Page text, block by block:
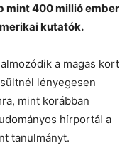
mint 400 millió ember
kutatók.
a magas kort
lényegesen
mint korábban
hírportál a
tanulmányt.